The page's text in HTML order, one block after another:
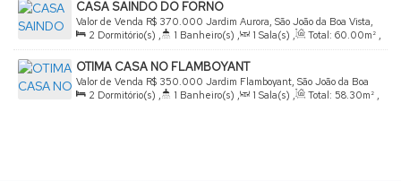
200.00m
CASA SAINDO DO FORNO
R$ 370.000
Valor de Venda
Jardim Aurora, São João da Boa Vista,
São Paulo, Brasil
2 Dormitório(s) , 1 Banheiro(s) , 1 Sala(s) , Total: 60.00m² ,
2 Vaga(s) , Útil: 60.00m² , Terreno: 200.00m²
OTIMA CASA NO FLAMBOYANT
R$ 350.000
Valor de Venda
Jardim Flamboyant, São João da Boa
Vista, São Paulo, Brasil
2 Dormitório(s) , 1 Banheiro(s) , 1 Sala(s) , Total: 58.30m² ,